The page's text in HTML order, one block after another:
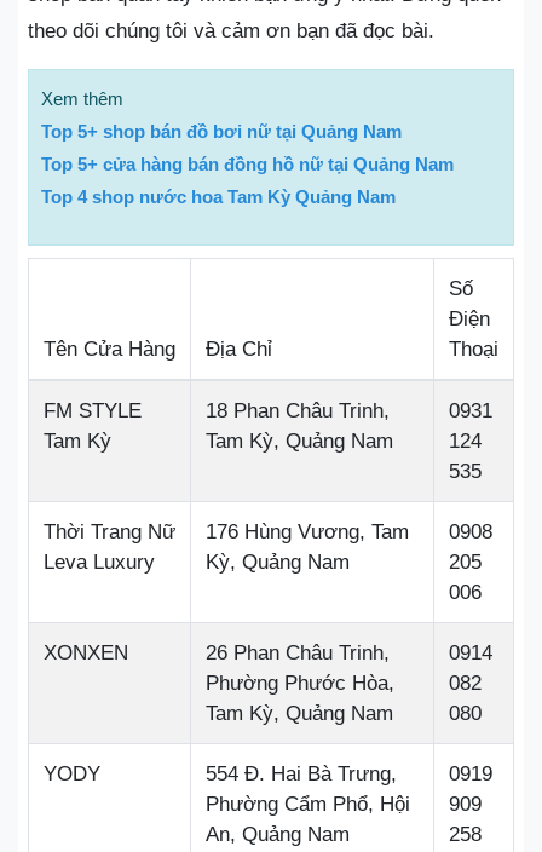
theo dõi chúng tôi và cảm ơn bạn đã đọc bài.
Xem thêm
Top 5+ shop bán đồ bơi nữ tại Quảng Nam
Top 5+ cửa hàng bán đồng hồ nữ tại Quảng Nam
Top 4 shop nước hoa Tam Kỳ Quảng Nam
Tên Cửa Hàng Địa Chỉ
Số
Điện
Thoại
FM STYLE
Tam Kỳ
18 Phan Châu Trinh,
Tam Kỳ, Quảng Nam
0931
124
535
Thời Trang Nữ
Leva Luxury
176 Hùng Vương, Tam
Kỳ, Quảng Nam
0908
205
006
XONXEN
26 Phan Châu Trinh,
Phường Phước Hòa,
Tam Kỳ, Quảng Nam
0914
082
080
YODY
554 Đ. Hai Bà Trưng,
Phường Cẩm Phổ, Hội
An, Quảng Nam
0919
909
258